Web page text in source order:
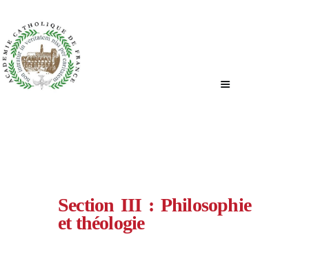
ACCUEIL
Section III : Philosophie
et théologie